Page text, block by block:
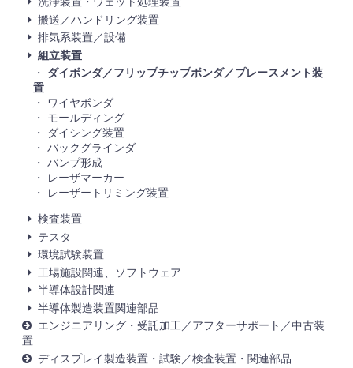
搬送／ハンドリング装置
排気系装置／設備
組立装置
ダイボンダ／フリップチップボンダ／プレースメント装
置
ワイヤボンダ
モールディング
ダイシング装置
バックグラインダ
バンプ形成
レーザマーカー
レーザートリミング装置
検査装置
テスタ
環境試験装置
工場施設関連、ソフトウェア
半導体設計関連
半導体製造装置関連部品
エンジニアリング・受託加工／アフターサポート／中古装
置
ディスプレイ製造装置・試験／検査装置・関連部品